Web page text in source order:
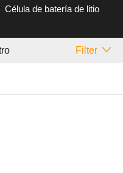
Célula de batería de litio
Filter